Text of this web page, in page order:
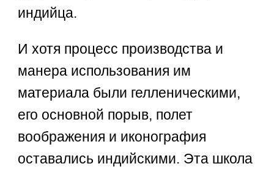
индийца.
И хотя процесс производства и
манера использования им
материала были гелленическими,
его основной порыв, полет
воображения и иконография
оставались индийскими. Эта школа